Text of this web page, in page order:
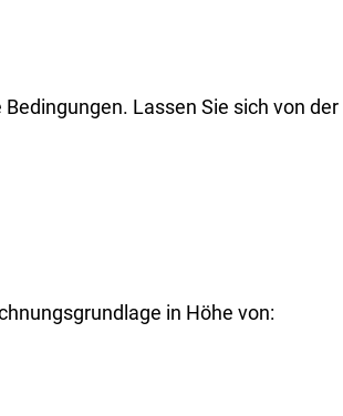
Lassen Sie sich von der
in Höhe von: